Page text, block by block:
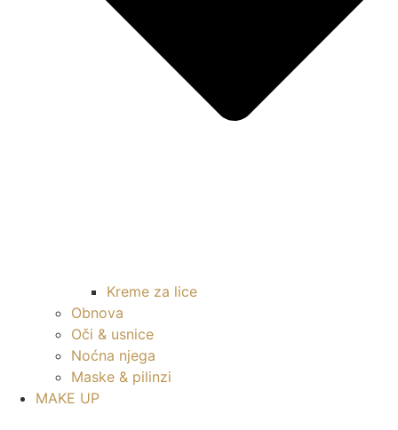
Kreme za lice
Obnova
Oči & usnice
Noćna njega
Maske & pilinzi
MAKE UP